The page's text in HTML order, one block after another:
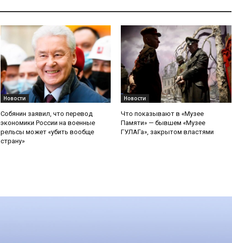
Новости
Собянин заявил, что перевод
экономики России на военные
рельсы может «убить вообще
страну»
Новости
Что показывают в «Музее
Памяти» — бывшем «Музее
ГУЛАГа», закрытом властями